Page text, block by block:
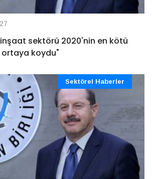
inşaat sektörü 2020'nin en kötü
ortaya koydu"
Sektörel Haberler